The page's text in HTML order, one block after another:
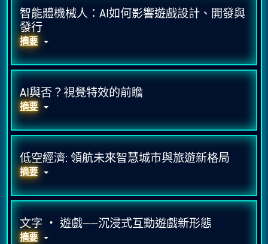
智能體機械人：AI如何影響遊戲設計、開發與
發行
摘要
AI與否？視覺特效的前瞻
摘要
低空經濟: 領航未來智慧城市與旅遊新格局
摘要
文字 ‧ 遊戲——沉浸式互動遊戲新形態
摘要